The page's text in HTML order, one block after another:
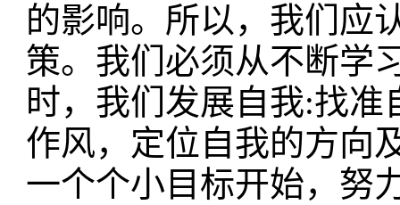
的影响。所以，我们应
策。我们必须从不断学
时，我们发展自我:找
作风，定位自我的方向
一个个小目标开始，努